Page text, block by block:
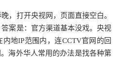
，打开央视网，页面直接空白。
案是：官方渠道基本没戏。央视
地IP范围内，连CCTV官网的回
海外华人常用的办法是找各种第